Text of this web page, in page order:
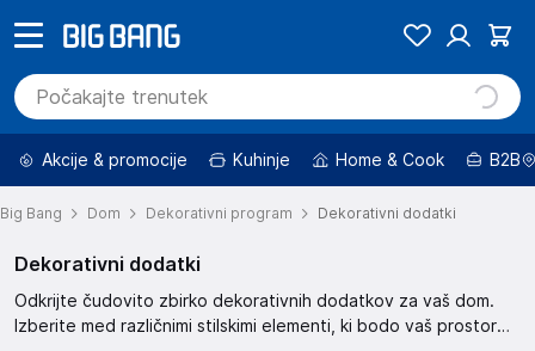
Akcije & promocije Kuhinje Home & Cook B2B
Big Bang Dom Dekorativni program Dekorativni dodatki
Dekorativni dodatki
Odkrijte čudovito zbirko dekorativnih dodatkov za vaš dom.
Izberite med različnimi stilskimi elementi, ki bodo vaš prostor